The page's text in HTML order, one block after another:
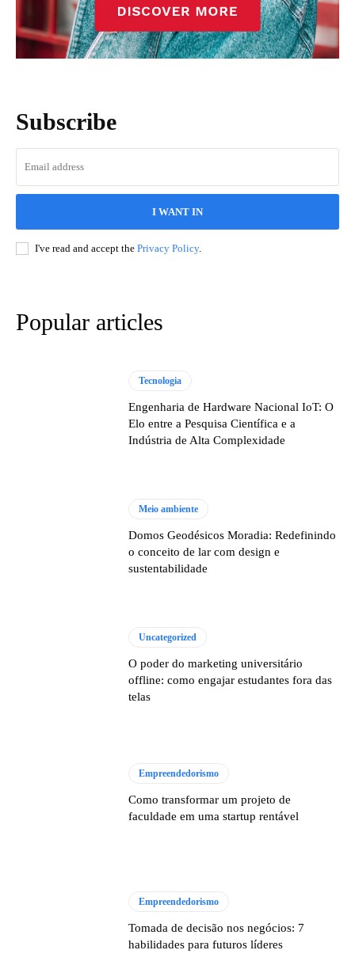
Subscribe
I WANT IN
I've read and accept the Privacy Policy.
Popular articles
Tecnologia
Engenharia de Hardware Nacional IoT: O
Elo entre a Pesquisa Científica e a
Indústria de Alta Complexidade
Meio ambiente
Domos Geodésicos Moradia: Redefinindo
o conceito de lar com design e
sustentabilidade
Uncategorized
O poder do marketing universitário
offline: como engajar estudantes fora das
telas
Empreendedorismo
Como transformar um projeto de
faculdade em uma startup rentável
Empreendedorismo
Tomada de decisão nos negócios: 7
habilidades para futuros líderes